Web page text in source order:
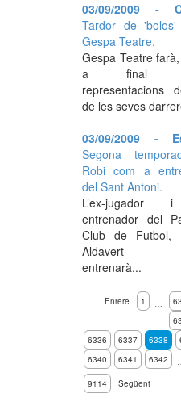
03/09/2009 -
Tardor de
Gespa Teatre.
Gespa Teatre farà,
a final
representacions
de les seves
03/09/2009 -
Segona
Robi com a
del Sant Antoni.
L’ex-
entrenador del
Club de Futbol,
Aldavert
entrenarà...
Enrere 1 …
6336
6337 6338
6340
6341 6342
9114
Següent